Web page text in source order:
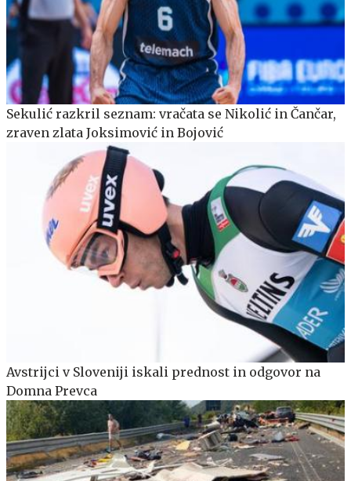
Sekulić razkril seznam: vračata se Nikolić in Čančar,
zraven zlata Joksimović in Bojović
Avstrijci v Sloveniji iskali prednost in odgovor na
Domna Prevca